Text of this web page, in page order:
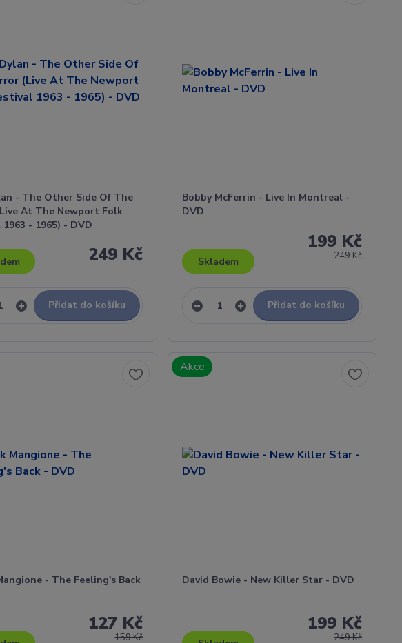
- The Other Side Of The
At The Newport Folk
- 1965) - DVD
249 Kč
Přidat do košíku
Bobby McFerrin - Live In Montreal -
DVD
249 Kč
199 Kč
Skladem
Přidat do košíku
- The Feeling's Back
159 Kč
127 Kč
Akce
David Bowie - New Killer Star - DVD
249 Kč
199 Kč